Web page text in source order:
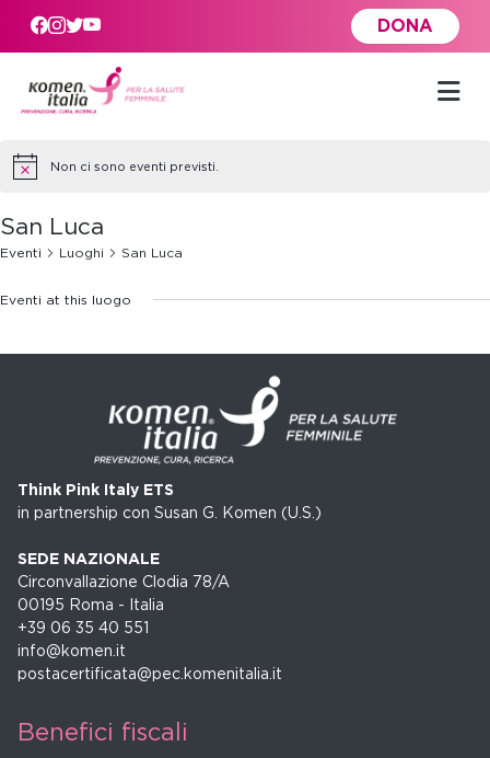
Skip to main content
DONA
Non ci sono eventi previsti.
San Luca
Eventi Luoghi San Luca
Eventi at this luogo
Think Pink Italy ETS
in partnership con Susan G. Komen (U.S.)
SEDE NAZIONALE
Circonvallazione Clodia 78/A
00195 Roma - Italia
+39 06 35 40 551
info@komen.it
postacertificata@pec.komenitalia.it
Benefici fiscali